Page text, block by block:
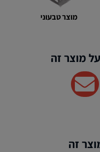
מוצר טבעוני
מוצר זה
זה